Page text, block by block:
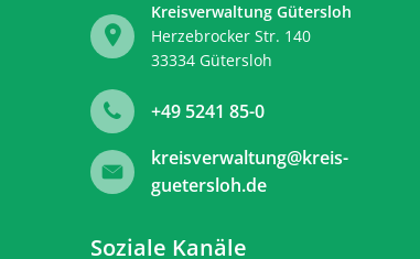
Kreisverwaltung Gütersloh
Herzebrocker Str. 140
33334 Gütersloh
+49 5241 85-0
kreisverwaltung@kreis-
guetersloh.de
Soziale Kanäle